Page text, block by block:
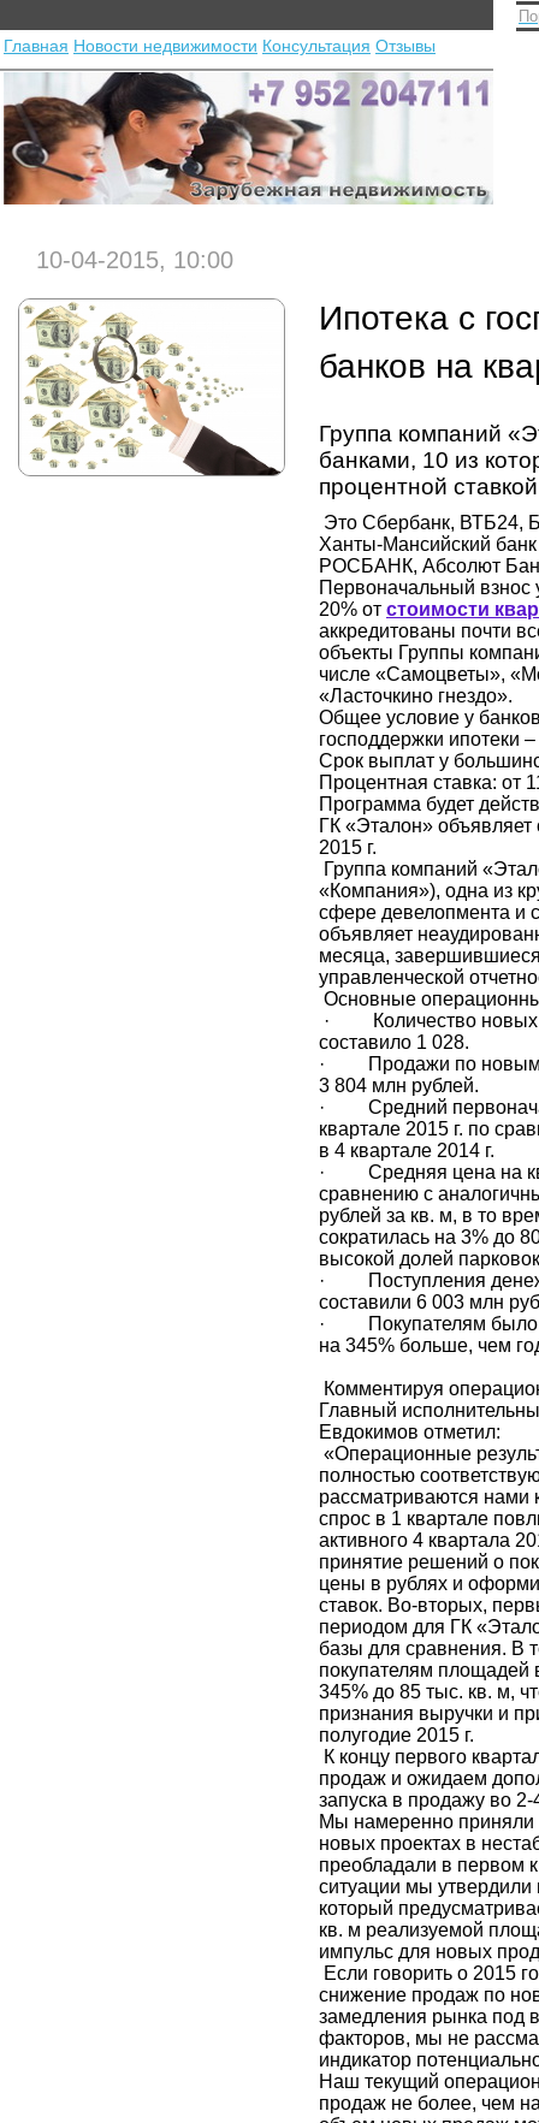
Главная Новости недвижимости Консультация Отзывы
10-04-2015, 10:00
Ипотека с
банков на
Группа компаний
банками, 10 из
процентной
Это Сбербанк, ВТБ24,
Ханты-Мансийский
РОСБАНК, Абсолют
Первоначальный взнос
20% от стоимости
аккредитованы почти
объекты Группы
числе «Самоцветы»,
«Ласточкино гнездо».
Общее условие у
господдержки ипотеки
Срок выплат у
Процентная ставка: от
Программа будет
ГК «Эталон» объявляет
2015 г.
Группа компаний
«Компания»), одна из
сфере девелопмента и
объявляет
месяца,
управленческой
Основные
· Количество новых
составило 1 028.
· Продажи по новым
3 804 млн рублей.
· Средний
квартале 2015 г. по
в 4 квартале 2014 г.
· Средняя цена на
сравнению с
рублей за кв. м, в то
сократилась на 3% до
высокой долей
· Поступления
составили 6 003 млн
· Покупателям было
на 345% больше, чем
Комментируя
Главный
Евдокимов отметил:
«Операционные
полностью
рассматриваются нами
спрос в 1 квартале
активного 4 квартала
принятие решений о
цены в рублях и
ставок. Во-вторых,
периодом для ГК
базы для сравнения. В
покупателям площадей
345% до 85 тыс. кв. м,
признания выручки и
полугодие 2015 г.
К концу первого
продаж и ожидаем
запуска в продажу во 2-
Мы намеренно приняли
новых проектах в
преобладали в первом
ситуации мы утвердили
который
кв. м реализуемой
импульс для новых
Если говорить о 2015
снижение продаж по
замедления рынка под
факторов, мы не
индикатор
Наш текущий
продаж не более, чем